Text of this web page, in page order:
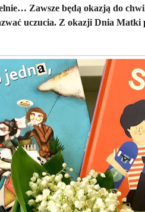
Zawsze będą okazją do
uczucia. Z okazji Dnia Matki